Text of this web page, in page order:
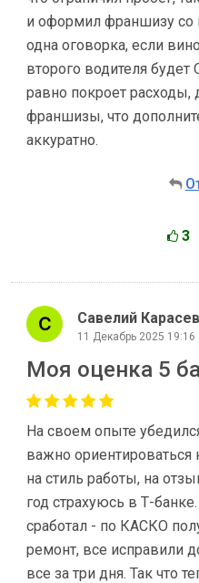
и оформил франшизу со
одна оговорка, если
второго водителя будет
равно покроет расходы,
франшизы, что
аккуратно.
3
Савелий Карасев
11 Декабрь 2025 19:16
Моя оценка 5
На своем опыте
важно ориентироваться
на стиль работы, на
год страхуюсь в Т-
сработал - по КАСКО
ремонт, все исправили
все за три дня. Так что